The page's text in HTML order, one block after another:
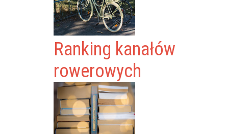
Ranking kanałów
rowerowych